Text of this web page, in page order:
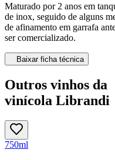
Maturado por 2 anos em
de inox, seguido de alguns
de afinamento em garrafa
ser comercializado.
Baixar ficha técnica
Outros vinhos da
vinícola Librandi
750ml